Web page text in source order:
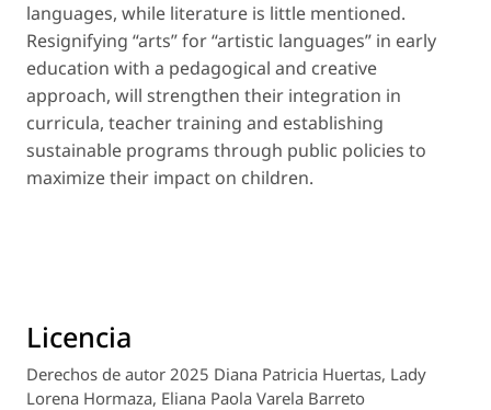
languages, while literature is little mentioned.
Resignifying “arts” for “artistic languages” in early
education with a pedagogical and creative
approach, will strengthen their integration in
curricula, teacher training and establishing
sustainable programs through public policies to
maximize their impact on children.
Licencia
Derechos de autor 2025 Diana Patricia Huertas, Lady
Lorena Hormaza, Eliana Paola Varela Barreto